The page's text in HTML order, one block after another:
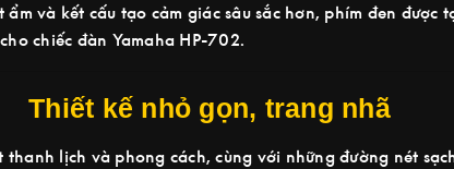
và kết cấu tạo cảm giác sâu sắc hơn, phím đen được
chiếc đàn Yamaha HP-702.
Thiết kế nhỏ gọn, trang nhã
lịch và phong cách, cùng với những đường nét